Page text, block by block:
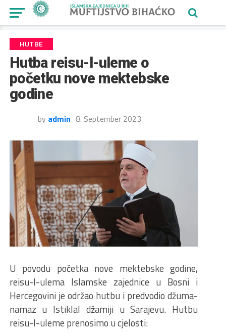
HUTBE
Hutba reisu-l-uleme o
početku nove mektebske
godine
by admin 8. September 2023
U povodu početka nove mektebske godine,
reisu-l-ulema Islamske zajednice u Bosni i
Hercegovini je održao hutbu i predvodio džuma-
namaz u Istiklal džamiji u Sarajevu. Hutbu
reisu-l-uleme prenosimo u cjelosti: